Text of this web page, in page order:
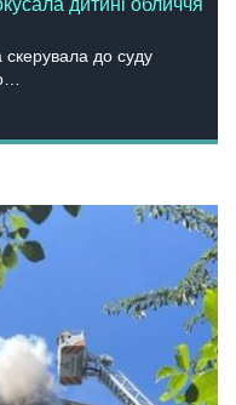
дитині обличчя
до суду